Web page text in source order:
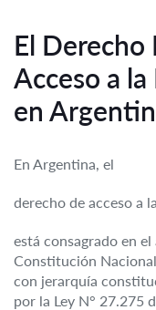
El Derecho
Acceso a
en
En Argentina, el
derecho de acceso a
está consagrado en
Constitución
con jerarquía
por la Ley N° 27.275